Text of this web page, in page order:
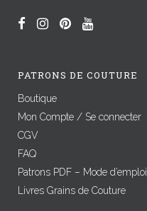
PATRONS DE COUTURE
Boutique
Mon Compte / Se connecter
CGV
FAQ
Patrons PDF – Mode d’emploi
Livres Grains de Couture